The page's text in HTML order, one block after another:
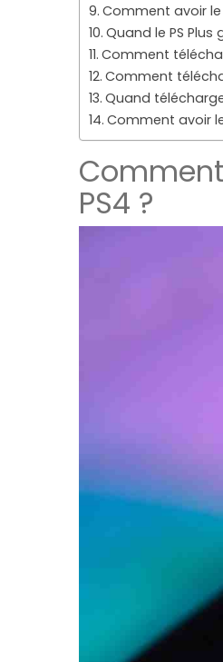
Comment avoir le
Quand le PS Plus
Comment
Comment
Quand
Comment avoir
PS4 ?